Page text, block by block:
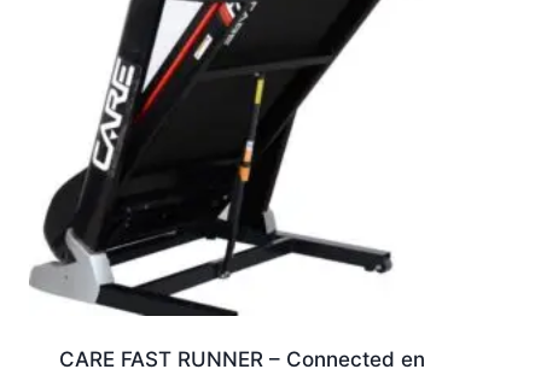
CARE FAST RUNNER – Connected en